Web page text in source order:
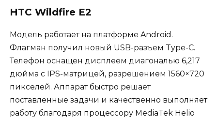
HTC Wildfire E2
Модель работает на платформе Android.
Флагман получил новый USB-разъем Type-C.
Телефон оснащен дисплеем диагональю 6,217
дюйма с IPS-матрицей, разрешением 1560×720
пикселей. Аппарат быстро решает
поставленные задачи и качественно выполняет
работу благодаря процессору MediaTek Helio